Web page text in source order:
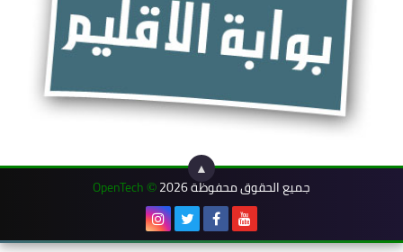
▲
جميع الحقوق محفوظة 2026
©
OpenTech